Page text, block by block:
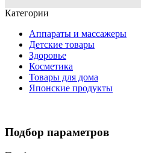
Категории
Аппараты и массажеры
Детские товары
Здоровье
Косметика
Товары для дома
Японские продукты
Подбор параметров